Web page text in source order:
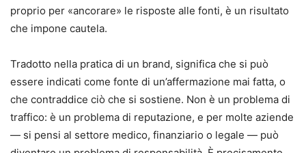
proprio per «ancorare» le risposte alle fonti, è un risultato
che impone cautela.
Tradotto nella pratica di un brand, significa che si può
essere indicati come fonte di un’affermazione mai fatta, o
che contraddice ciò che si sostiene. Non è un problema di
traffico: è un problema di reputazione, e per molte aziende
— si pensi al settore medico, finanziario o legale — può